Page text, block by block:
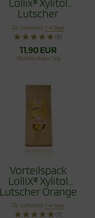
Lollix® Xylitol
Lutscher
Erdbeere 100g
Lieferzeit:1-4 Tage
(5)
11,90 EUR
118,98 EUR pro 1 kg
Vorteilspack
LolliX® Xylitol
Lutscher Orange
100g
Lieferzeit:1-4 Tage
(1)